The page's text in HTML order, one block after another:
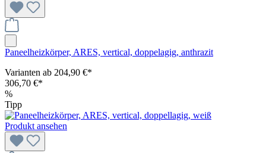
Paneelheizkörper, ARES, vertical, doppelagig, anthrazit
Varianten ab 204,90 €*
306,70 €*
%
Tipp
Produkt ansehen